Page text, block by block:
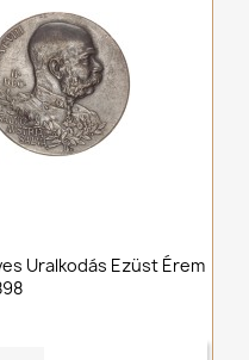
Uralkodás Ezüst Érem